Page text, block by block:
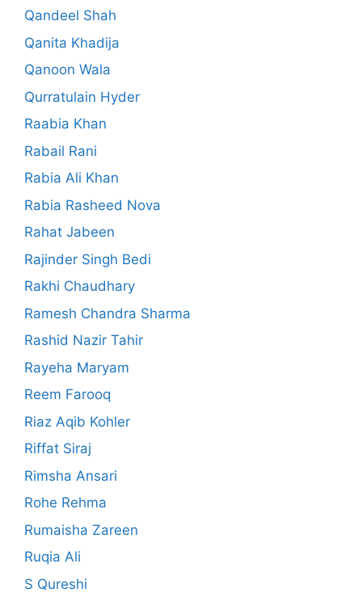
Qandeel Shah
Qanita Khadija
Qanoon Wala
Qurratulain Hyder
Raabia Khan
Rabail Rani
Rabia Ali Khan
Rabia Rasheed Nova
Rahat Jabeen
Rajinder Singh Bedi
Rakhi Chaudhary
Ramesh Chandra Sharma
Rashid Nazir Tahir
Rayeha Maryam
Reem Farooq
Riaz Aqib Kohler
Riffat Siraj
Rimsha Ansari
Rohe Rehma
Rumaisha Zareen
Ruqia Ali
S Qureshi